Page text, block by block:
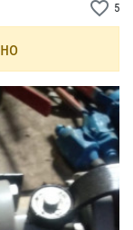
favorite_border 5